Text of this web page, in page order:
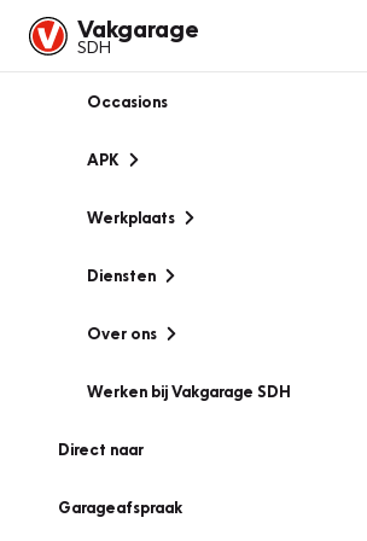
Vakgarage
SDH
Occasions
APK
Werkplaats
Diensten
Over ons
Werken bij Vakgarage SDH
Direct naar
Garageafspraak